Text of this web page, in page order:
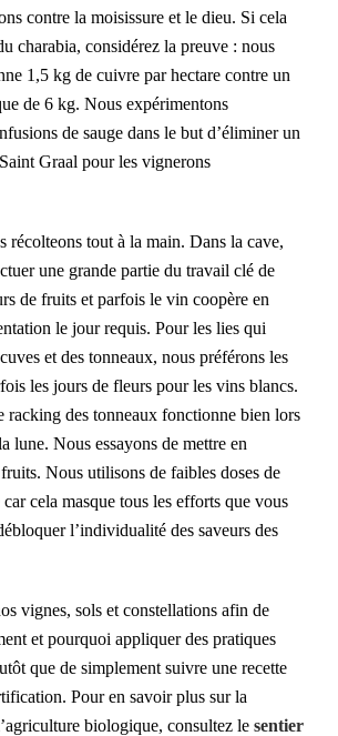
contre la moisissure et le dieu. Si cela
charabia, considérez la preuve : nous
1,5 kg de cuivre par hectare contre un
de 6 kg. Nous expérimentons
de sauge dans le but d’éliminer un
Graal pour les vignerons
récolteons tout à la main. Dans la cave,
une grande partie du travail clé de
de fruits et parfois le vin coopère en
le jour requis. Pour les lies qui
et des tonneaux, nous préférons les
les jours de fleurs pour les vins blancs.
racking des tonneaux fonctionne bien lors
lune. Nous essayons de mettre en
Nous utilisons de faibles doses de
cela masque tous les efforts que vous
l’individualité des saveurs des
vignes, sols et constellations afin de
et pourquoi appliquer des pratiques
que de simplement suivre une recette
Pour en savoir plus sur la
biologique, consultez le sentier